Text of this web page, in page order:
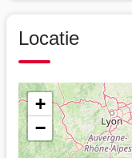
Locatie
+
−